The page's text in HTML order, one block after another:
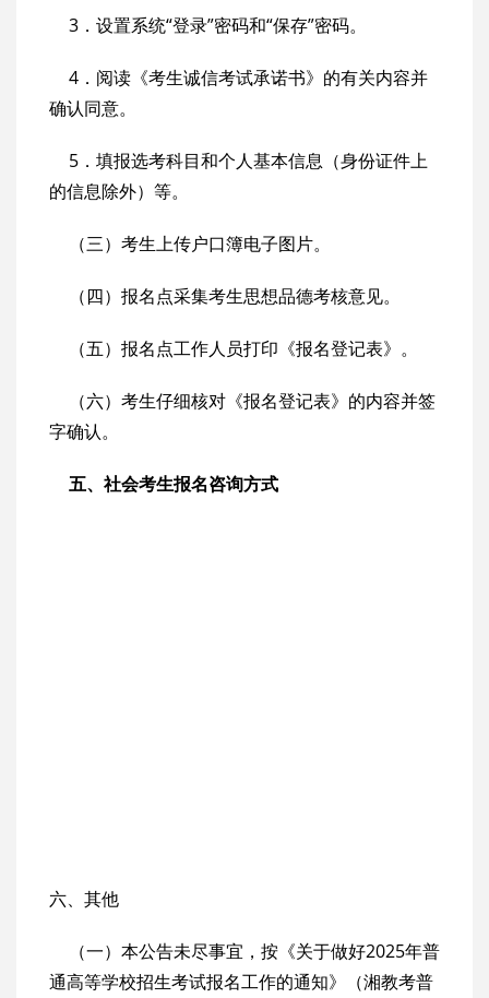
3．设置系统“登录”密码和“保存”密码。
4．阅读《考生诚信考试承诺书》的有关内容并
确认同意。
5．填报选考科目和个人基本信息（身份证件上
的信息除外）等。
（三）考生上传户口簿电子图片。
（四）报名点采集考生思想品德考核意见。
（五）报名点工作人员打印《报名登记表》。
（六）考生仔细核对《报名登记表》的内容并签
字确认。
五、社会考生报名咨询方式
六、其他
（一）本公告未尽事宜，按《关于做好2025年普
通高等学校招生考试报名工作的通知》（湘教考普